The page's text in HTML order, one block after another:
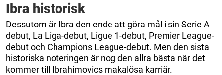
Ibra historisk
Dessutom är Ibra den ende att göra mål i sin Serie A-
debut, La Liga-debut, Ligue 1-debut, Premier League-
debut och Champions League-debut. Men den sista
historiska noteringen är nog den allra bästa när det
kommer till Ibrahimovics makalösa karriär.